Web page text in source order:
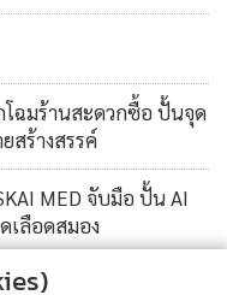
ร่วมแชร์ความสุขกันใน
ยา และภูเก็ต รวมถึงการ
และ
ส้น เติมเต็มความหวัง
าศ “Let’s Smile and
โฉมร้านสะดวกซื้อ ปั้นจุด
สร้างสรรค์
MED จับมือ ปั้น AI
เลือดสมอง